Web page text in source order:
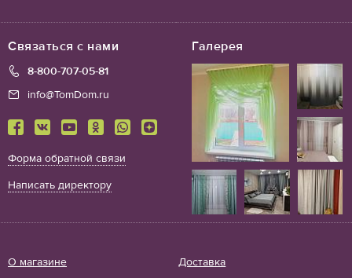
Галерея
Связаться с нами
8-800-707-05-81
info@TomDom.ru
Форма обратной связи
Написать директору
О магазине Доставка